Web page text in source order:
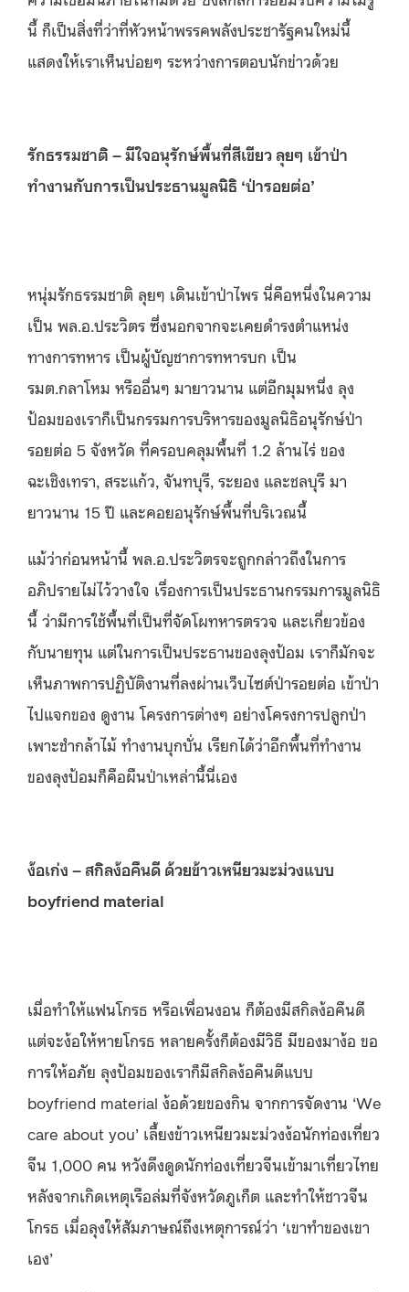
นี้ ก็เป็นสิ่งที่ว่าที่หัวหน้าพรรคพลังประชารัฐคนใหม่นี้
แสดงให้เราเห็นบ่อยๆ ระหว่างการตอบนักข่าวด้วย
รักธรรมชาติ –มีใจอนุรักษ์พื้นที่สีเขียว ลุยๆ เข้าป่า
ทำงานกับการเป็นประธานมูลนิธิ ‘ป่ารอยต่อ’
หนุ่มรักธรรมชาติ ลุยๆ เดินเข้าป่าไพร นี่คือหนึ่งในความ
เป็น พล.อ.ประวิตร ซึ่งนอกจากจะเคยดำรงตำแหน่ง
ทางการทหาร เป็นผู้บัญชาการทหารบก เป็น
รมต.กลาโหม หรืออื่นๆ มายาวนาน แต่อีกมุมหนึ่ง ลุง
ป้อมของเราก็เป็นกรรมการบริหารของมูลนิธิอนุรักษ์ป่า
รอยต่อ 5 จังหวัด ที่ครอบคลุมพื้นที่ 1.2 ล้านไร่ ของ
ฉะเชิงเทรา, สระแก้ว, จันทบุรี, ระยอง และชลบุรี มา
ยาวนาน 15 ปี และคอยอนุรักษ์พื้นที่บริเวณนี้
แม้ว่าก่อนหน้านี้ พล.อ.ประวิตรจะถูกกล่าวถึงในการ
อภิปรายไม่ไว้วางใจ เรื่องการเป็นประธานกรรมการมูลนิธิ
นี้ ว่ามีการใช้พื้นที่เป็นที่จัดโผทหารตรวจ และเกี่ยวข้อง
กับนายทุน แต่ในการเป็นประธานของลุงป้อม เราก็มักจะ
เห็นภาพการปฏิบัติงานที่ลงผ่านเว็บไซต์ป่ารอยต่อ เข้าป่า
ไปแจกของ ดูงาน โครงการต่างๆ อย่างโครงการปลูกป่า
เพาะชำกล้าไม้ ทำงานบุกบั่น เรียกได้ว่าอีกพื้นที่ทำงาน
ของลุงป้อมก็คือผืนป่าเหล่านี้นี่เอง
ง้อเก่ง – สกิลง้อคืนดี ด้วยข้าวเหนียวมะม่วงแบบ
boyfriend material
เมื่อทำให้แฟนโกรธ หรือเพื่อนงอน ก็ต้องมีสกิลง้อคืนดี
แต่จะง้อให้หายโกรธ หลายครั้งก็ต้องมีวิธี มีของมาง้อ ขอ
การให้อภัย ลุงป้อมของเราก็มีสกิลง้อคืนดีแบบ
boyfriend material ง้อด้วยของกิน จากการจัดงาน ‘We
care about you’ เลี้ยงข้าวเหนียวมะม่วงง้อนักท่องเที่ยว
จีน 1,000 คน หวังดึงดูดนักท่องเที่ยวจีนเข้ามาเที่ยวไทย
หลังจากเกิดเหตุเรือล่มที่จังหวัดภูเก็ต และทำให้ชาวจีน
โกรธ เมื่อลุงให้สัมภาษณ์ถึงเหตุการณ์ว่า ‘เขาทำของเขา
เอง’